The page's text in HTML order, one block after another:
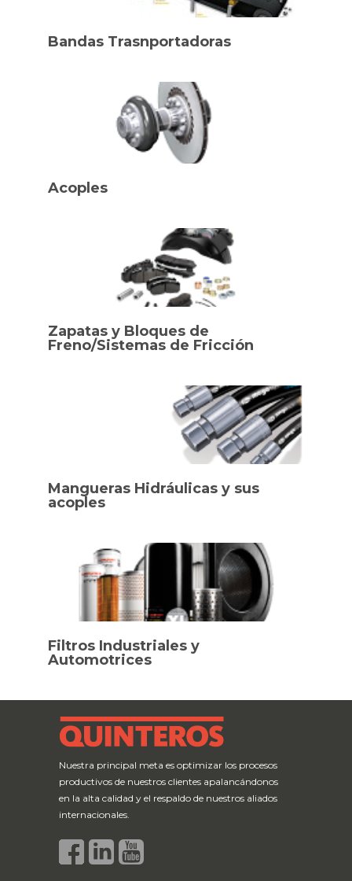
Bandas Trasnportadoras
Acoples
Zapatas y Bloques de
Freno/Sistemas de Fricción
Mangueras Hidráulicas y sus
acoples
Filtros Industriales y
Automotrices
Nuestra principal meta es optimizar los procesos
productivos de nuestros clientes apalancándonos
en la alta calidad y el respaldo de nuestros aliados
internacionales.